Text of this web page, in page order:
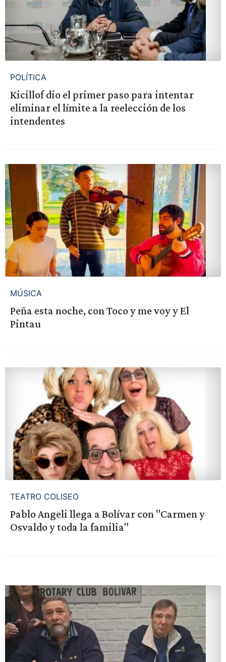
POLÍTICA
Kicillof dio el primer paso para intentar
eliminar el límite a la reelección de los
intendentes
MÚSICA
Peña esta noche, con Toco y me voy y El
Pintau
TEATRO COLISEO
Pablo Angeli llega a Bolívar con "Carmen y
Osvaldo y toda la familia"